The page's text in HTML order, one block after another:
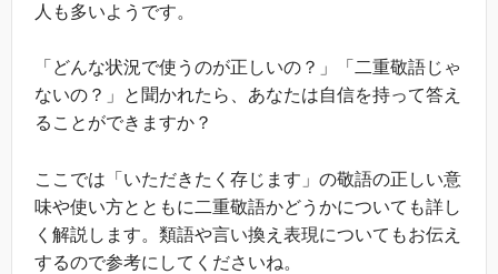
人も多いようです。
「どんな状況で使うのが正しいの？」「二重敬語じゃ
ないの？」と聞かれたら、あなたは自信を持って答え
ることができますか？
ここでは「いただきたく存じます」の敬語の正しい意
味や使い方とともに二重敬語かどうかについても詳し
く解説します。類語や言い換え表現についてもお伝え
するので参考にしてくださいね。